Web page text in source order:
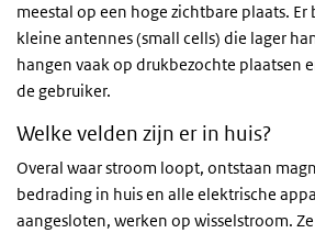
meestal op een hoge zichtbare plaats.
kleine antennes (small cells) die lager
hangen vaak op drukbezochte plaatsen
de gebruiker.
Welke velden zijn er in huis?
Overal waar stroom loopt, ontstaan
bedrading in huis en alle elektrische
aangesloten, werken op wisselstroom.